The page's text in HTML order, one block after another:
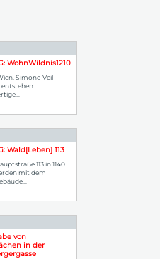
WohnWildnis1210
Simone-Veil-
entstehen
Wald[Leben] 113
113 in 1140
mit dem
von
in der